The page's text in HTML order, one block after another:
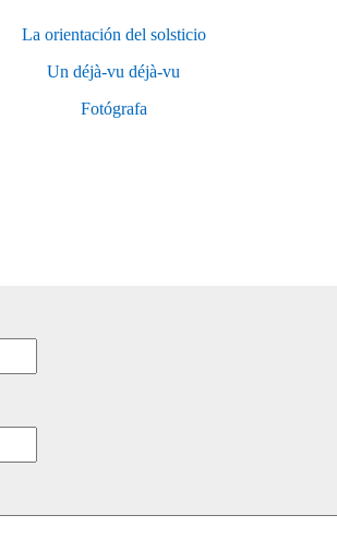
La orientación del solsticio
Un déjà-vu déjà-vu
Fotógrafa